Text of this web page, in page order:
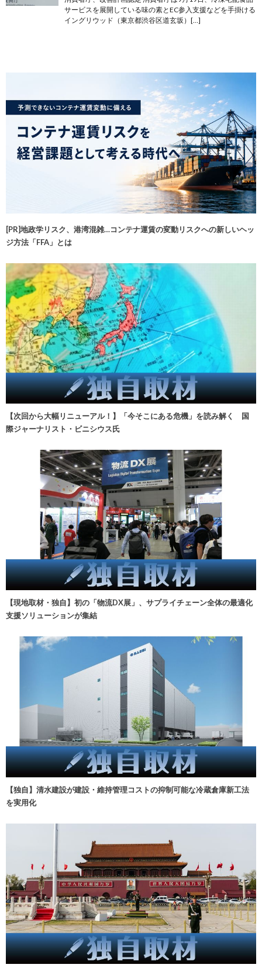
サービスを展開している味の素とEC参入支援などを手掛ける
イングリウッド（東京都渋谷区道玄坂）[…]
[PR]地政学リスク、港湾混雑…コンテナ運賃の変動リスクへの新しいヘッ
ジ方法「FFA」とは
【次回から大幅リニューアル！】「今そこにある危機」を読み解く 国
際ジャーナリスト・ビニシウス氏
【現地取材・独自】初の「物流DX展」、サプライチェーン全体の最適化
支援ソリューションが集結
【独自】清水建設が建設・維持管理コストの抑制可能な冷蔵倉庫新工法
を実用化